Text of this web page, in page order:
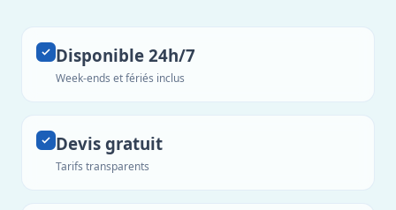
Disponible 24h/7
Week-ends et fériés inclus
Devis gratuit
Tarifs transparents